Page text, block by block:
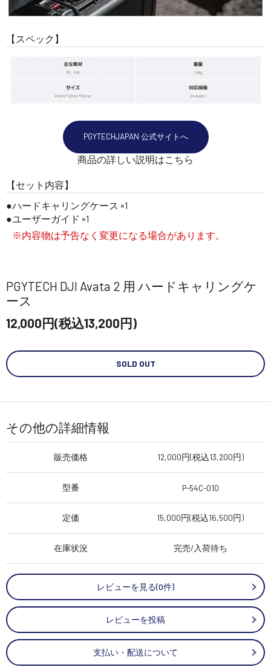
【スペック】
PGYTECHJAPAN 公式サイトへ
商品の詳しい説明はこちら
【セット内容】
ハードキャリングケース ×1
ユーザーガイド ×1
※内容物は予告なく変更になる場合があります。
PGYTECH DJI Avata 2 用 ハードキャリングケ
ース
12,000円(税込13,200円)
SOLD OUT
その他の詳細情報
販売価格 12,000円(税込13,200円)
型番 P-54C-010
定価 15,000円(税込16,500円)
在庫状況 完売/入荷待ち
レビューを見る(0件)
レビューを投稿
支払い・配送について